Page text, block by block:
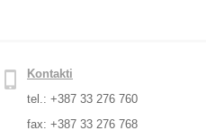
Kontakti
tel.: +387 33 276 760
fax: +387 33 276 768